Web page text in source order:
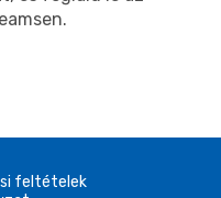
feltételek